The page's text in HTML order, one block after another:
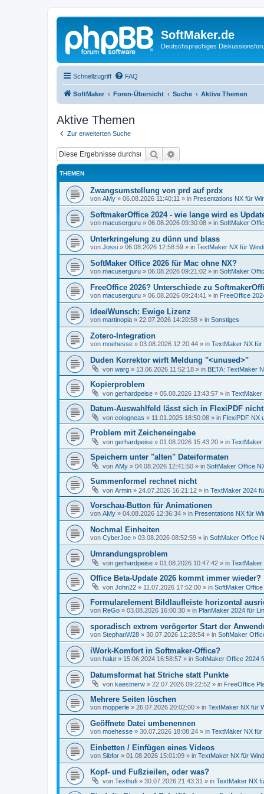
SoftMaker.de
Deutschsprachiges
Schnellzugriff FAQ
SoftMaker Foren-Übersicht Suche Aktive Themen
Aktive Themen
Zur erweiterten Suche
Suche
THEMEN
Zwangsumstellung von prd auf prdx
von AMy » 06.08.2026 11:40:11 » in Presentations NX für
SoftmakerOffice 2024 - wie lange wird es
von macuserguru » 06.08.2026 09:30:08 » in SoftMaker
Unterkringelung zu dünn und blass
von Jossi » 06.08.2026 12:58:59 » in TextMaker NX für
SoftMaker Office 2026 für Mac ohne NX?
von macuserguru » 06.08.2026 09:21:02 » in SoftMaker
FreeOffice 2026? Unterschiede zu
von macuserguru » 06.08.2026 09:24:41 » in FreeOffice
Idee/Wunsch: Ewige Lizenz
von martinopia » 22.07.2026 14:20:58 » in Sonstiges
Zotero-Integration
von moehesse » 03.08.2026 12:20:44 » in TextMaker NX für
Duden Korrektor wirft Meldung "<unused>"
von warg » 13.06.2026 11:52:18 » in BETA: TextMaker
Kopierproblem
von gerhardpeise » 05.08.2026 13:43:57 » in TextMaker
Datum-Auswahlfeld lässt sich in FlexiPDF
von cologneas » 11.01.2025 18:50:08 » in FlexiPDF NX
Problem mit Zeicheneingabe
von gerhardpeise » 01.08.2026 15:43:20 » in TextMaker
Speichern unter "alten" Dateiformaten
von AMy » 04.08.2026 12:41:50 » in SoftMaker Office
Summenformel rechnet nicht
von Armin » 24.07.2026 16:21:12 » in TextMaker 2024
Vorschau-Button für Animationen
von AMy » 04.08.2026 12:36:34 » in Presentations NX für
Nochmal Einheiten
von CyberJoe » 03.08.2026 08:52:59 » in SoftMaker Office
Umrandungsproblem
von gerhardpeise » 01.08.2026 10:47:42 » in TextMaker
Office Beta-Update 2026 kommt immer wieder?
von John22 » 11.07.2026 17:52:00 » in SoftMaker
Formularelement Bildlaufleiste horizontal
von ReGo » 03.08.2026 16:00:30 » in PlanMaker 2024 für
sporadisch extrem verögerter Start der
von StephanW28 » 30.07.2026 12:28:54 » in SoftMaker
iWork-Komfort in Softmaker-Office?
von halut » 15.06.2024 16:58:57 » in SoftMaker Office 2024
Datumsformat hat Striche statt Punkte
von kaestnerw » 22.07.2026 09:22:52 » in FreeOffice
Mehrere Seiten löschen
von mopperle » 26.07.2026 20:02:00 » in TextMaker NX für
Geöffnete Datei umbenennen
von moehesse » 30.07.2026 18:08:24 » in TextMaker NX für
Einbetten / Einfügen eines Videos
von Sibfor » 01.08.2026 15:01:09 » in TextMaker NX für
Kopf- und Fußzieilen, oder was?
von Texthufi » 30.07.2026 21:43:31 » in TextMaker NX